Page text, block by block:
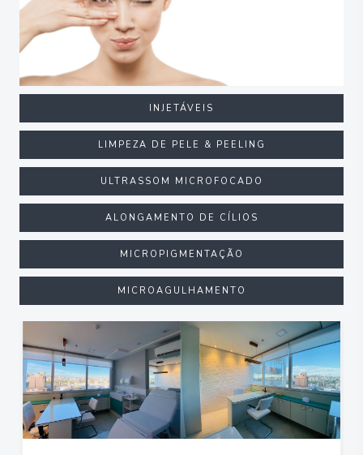
INJETÁVEIS
LIMPEZA DE PELE & PEELING
ULTRASSOM MICROFOCADO
ALONGAMENTO DE CÍLIOS
MICROPIGMENTAÇÃO
MICROAGULHAMENTO